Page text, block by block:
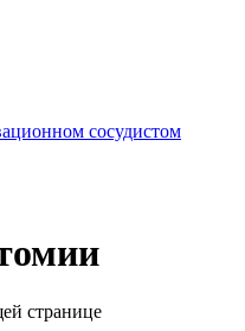
сосудистом
странице